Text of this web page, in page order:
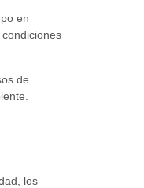
en
de
los